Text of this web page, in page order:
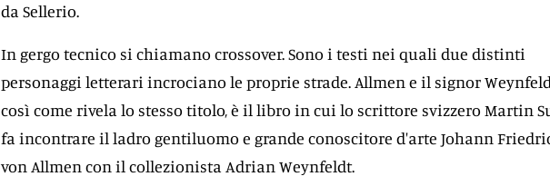
da Sellerio.
In gergo tecnico si chiamano crossover. Sono i testi nei quali due distinti
personaggi letterari incrociano le proprie strade. Allmen e il signor
così come rivela lo stesso titolo, è il libro in cui lo scrittore svizzero Martin
fa incontrare il ladro gentiluomo e grande conoscitore d'arte Johann
von Allmen con il collezionista Adrian Weynfeldt.